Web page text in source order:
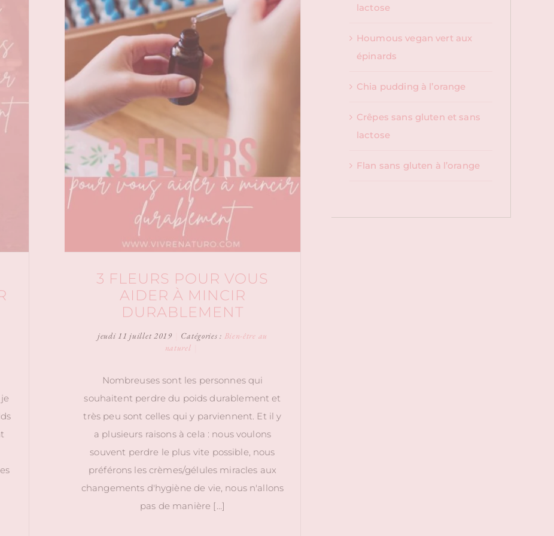
3 FLEURS POUR VOUS
AIDER À MINCIR
DURABLEMENT
jeudi 11 juillet 2019 Catégories : Bien-être au
naturel
Nombreuses sont les personnes qui
souhaitent perdre du poids durablement et
très peu sont celles qui y parviennent. Et il y
a plusieurs raisons à cela : nous voulons
souvent perdre le plus vite possible, nous
préférons les crèmes/gélules miracles aux
changements d'hygiène de vie, nous n'allons
pas de manière […]
lactose
Houmous vegan vert aux
épinards
Chia pudding à l’orange
Crêpes sans gluten et sans
lactose
Flan sans gluten à l’orange